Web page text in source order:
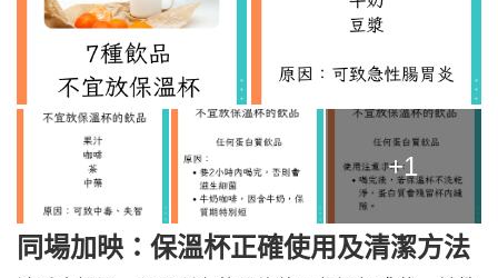
+1
同場加映：保溫杯正確使用及清潔方法